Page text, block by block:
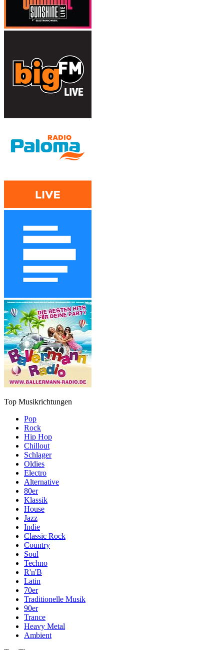
Top Musikrichtungen
Pop
Rock
Hip Hop
Chillout
Schlager
Oldies
Electro
Alternative
80er
Klassik
House
Jazz
Indie
Classic Rock
Country
Soul
Techno
R'n'B
Latin
70er
Traditionelle Musik
90er
Trance
Heavy Metal
Ambient